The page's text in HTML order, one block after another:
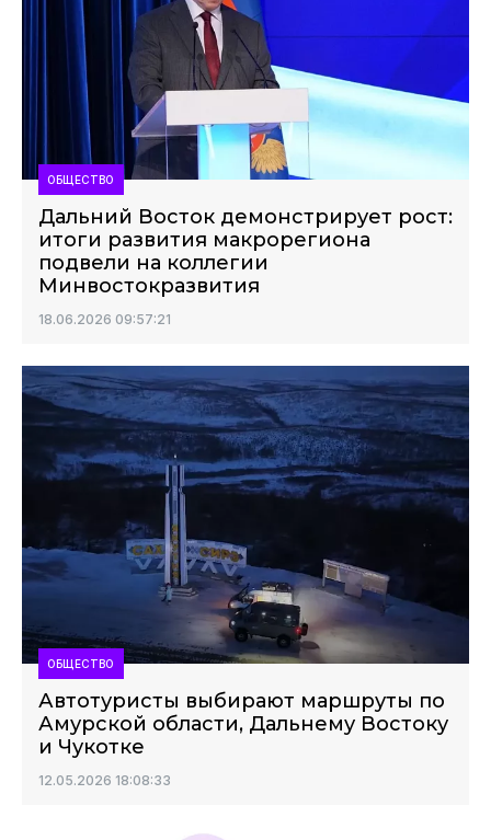
ОБЩЕСТВО
Дальний Восток демонстрирует рост:
итоги развития макрорегиона
подвели на коллегии
Минвостокразвития
18.06.2026 09:57:21
ОБЩЕСТВО
Автотуристы выбирают маршруты по
Амурской области, Дальнему Востоку
и Чукотке
12.05.2026 18:08:33